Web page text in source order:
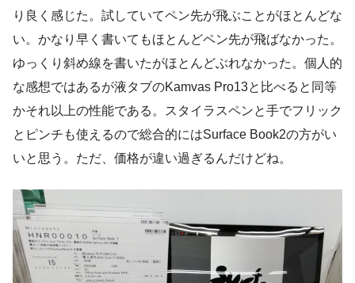
り良く感じた。試していてペン先が飛ぶことがほとんどな
い。かなり早く書いてもほとんどペン先が飛ばなかった。
ゆっくり斜め線を書いたがほとんどぶれなかった。個人的
な感想ではあるが液タブのKamvas Pro13と比べると同等
かそれ以上の性能である。スタイラスペンと手でフリック
とピンチも使えるので総合的にはSurface Book2の方がい
いと思う。ただ、価格が違い過ぎるんだけどね。